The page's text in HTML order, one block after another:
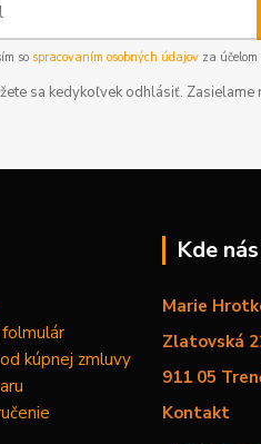
so spracovaním osobných údajovza účelom
sa kedykoľvek odhlásiť. Zasielame
kúpnej zmluvy
Kde
Marie
Zlatovská
911 05
Kontakt